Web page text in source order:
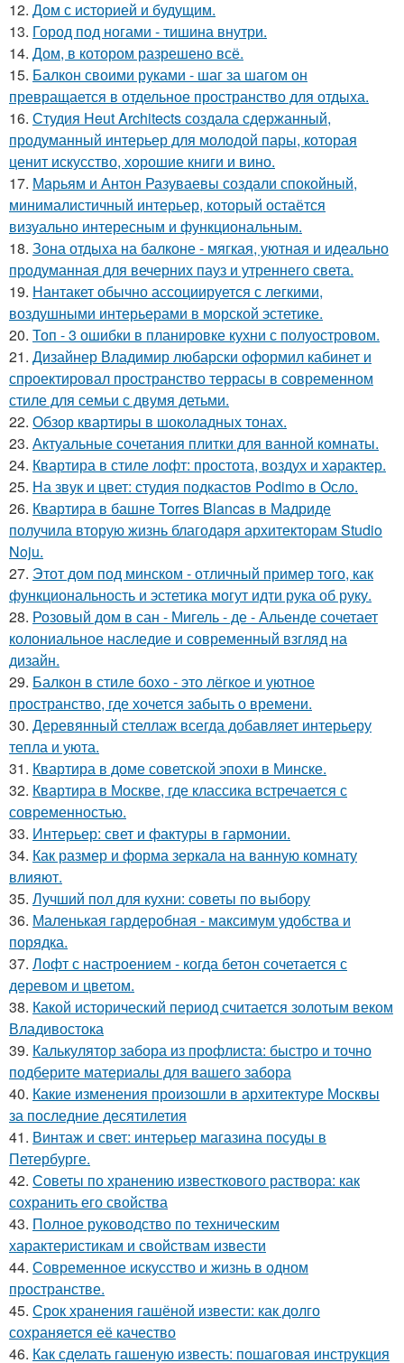
12. Дом с историей и будущим.
13. Город под ногами - тишина внутри.
14. Дом, в котором разрешено всё.
15. Балкон своими руками - шаг за шагом он
превращается в отдельное пространство для отдыха.
16. Студия Heut Architects создала сдержанный,
продуманный интерьер для молодой пары, которая
ценит искусство, хорошие книги и вино.
17. Марьям и Антон Разуваевы создали спокойный,
минималистичный интерьер, который остаётся
визуально интересным и функциональным.
18. Зона отдыха на балконе - мягкая, уютная и идеально
продуманная для вечерних пауз и утреннего света.
19. Нантакет обычно ассоциируется с легкими,
воздушными интерьерами в морской эстетике.
20. Топ - 3 ошибки в планировке кухни с полуостровом.
21. Дизайнер Владимир любарски оформил кабинет и
спроектировал пространство террасы в современном
стиле для семьи с двумя детьми.
22. Обзор квартиры в шоколадных тонах.
23. Актуальные сочетания плитки для ванной комнаты.
24. Квартира в стиле лофт: простота, воздух и характер.
25. На звук и цвет: студия подкастов Podimo в Осло.
26. Квартира в башне Torres Blancas в Мадриде
получила вторую жизнь благодаря архитекторам Studio
Noju.
27. Этот дом под минском - отличный пример того, как
функциональность и эстетика могут идти рука об руку.
28. Розовый дом в сан - Мигель - де - Альенде сочетает
колониальное наследие и современный взгляд на
дизайн.
29. Балкон в стиле бохо - это лёгкое и уютное
пространство, где хочется забыть о времени.
30. Деревянный стеллаж всегда добавляет интерьеру
тепла и уюта.
31. Квартира в доме советской эпохи в Минске.
32. Квартира в Москве, где классика встречается с
современностью.
33. Интерьер: свет и фактуры в гармонии.
34. Как размер и форма зеркала на ванную комнату
влияют.
35. Лучший пол для кухни: советы по выбору
36. Маленькая гардеробная - максимум удобства и
порядка.
37. Лофт с настроением - когда бетон сочетается с
деревом и цветом.
38. Какой исторический период считается золотым веком
Владивостока
39. Калькулятор забора из профлиста: быстро и точно
подберите материалы для вашего забора
40. Какие изменения произошли в архитектуре Москвы
за последние десятилетия
41. Винтаж и свет: интерьер магазина посуды в
Петербурге.
42. Советы по хранению известкового раствора: как
сохранить его свойства
43. Полное руководство по техническим
характеристикам и свойствам извести
44. Современное искусство и жизнь в одном
пространстве.
45. Срок хранения гашёной извести: как долго
сохраняется её качество
46. Как сделать гашеную известь: пошаговая инструкция